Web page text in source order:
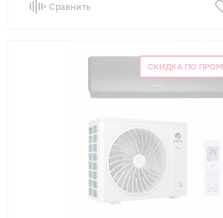
Сравнить
СКИДКА ПО